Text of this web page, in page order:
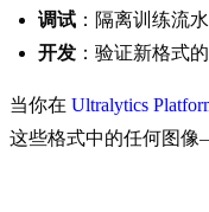
调试 ：隔离训练流
开发 ：验证新格式
当你在 Ultralytics
这些格式中的任何图